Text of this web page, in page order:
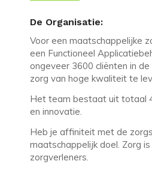
De Organisatie:
Voor een maatschappelijke
een Functioneel
ongeveer 3600 cliënten in
zorg van hoge kwaliteit te
Het team bestaat uit totaal
en innovatie.
Heb je affiniteit met de
maatschappelijk doel. Zorg
zorgverleners.